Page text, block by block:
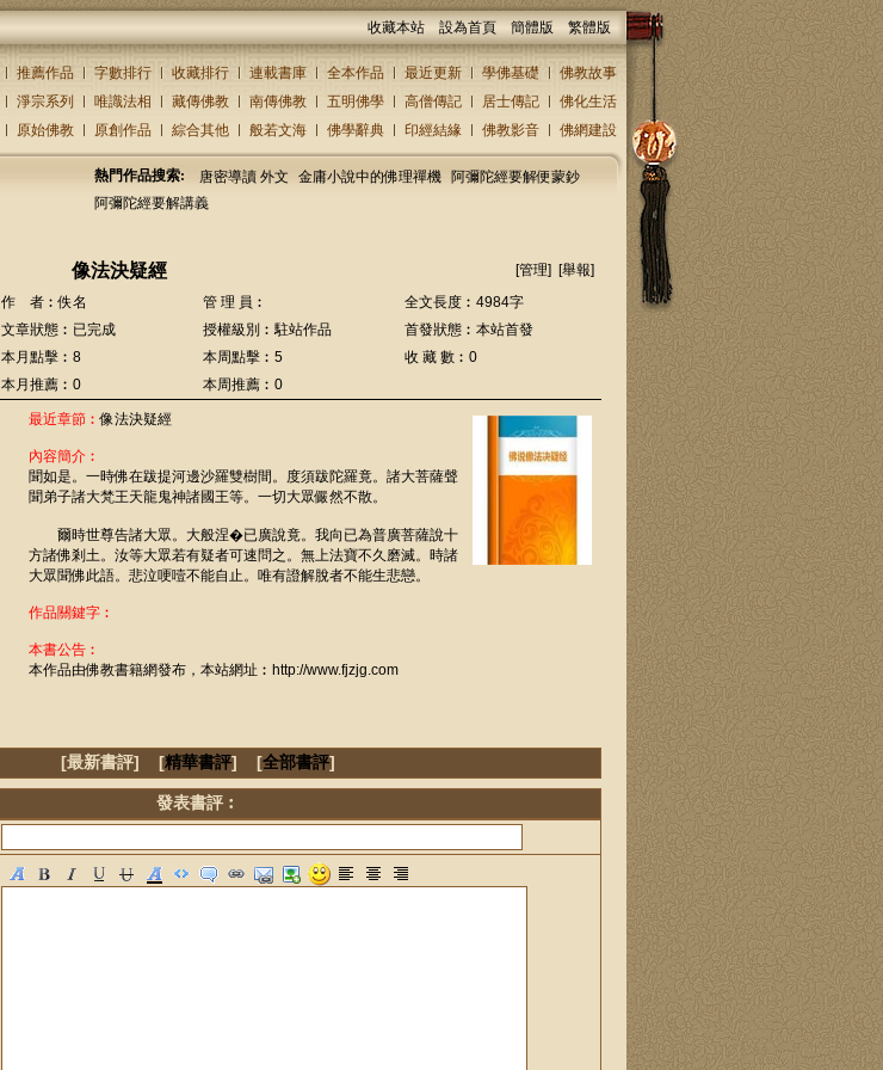
收藏本站 設為首頁 簡體版 繁體版
推薦作品 字數排行 收藏排行 連載書庫 全本作品 最近更新 學佛基礎
佛教故事
淨宗系列 唯識法相 藏傳佛教 南傳佛教 五明佛學 高僧傳記 居士傳記
佛化生活
原始佛教 原創作品 綜合其他 般若文海 佛學辭典 印經結緣 佛教影音 佛網建設
熱門作品搜索: 唐密導讀 外文 金庸小說中的佛理禪機
阿彌陀經要解便蒙鈔
阿彌陀經要解講義
像法決疑經 [管理] [舉報]
作 者︰佚名 管 理 員︰
全文長度︰4984字
文章狀態︰已完成 授權級別︰駐站作品
首發狀態︰本站首發
本月點擊︰8 本周點擊︰5
收 藏 數︰0
本月推薦︰0 本周推薦︰0
最近章節︰像法決疑經
內容簡介︰
聞如是。一時佛在跋提河邊沙羅雙樹間。度須跋陀羅竟。諸大菩薩聲
聞弟子諸大梵王天龍鬼神諸國王等。一切大眾儼然不散。
爾時世尊告諸大眾。大般涅�已廣說竟。我向已為普廣菩薩說十
方諸佛剎土。汝等大眾若有疑者可速問之。無上法寶不久磨滅。時諸
大眾聞佛此語。悲泣哽噎不能自止。唯有證解脫者不能生悲戀。
作品關鍵字︰
本書公告︰
本作品由佛教書籍網發布，本站網址︰http://www.fjzjg.com
[最新書評] [精華書評] [全部書評]
發表書評︰